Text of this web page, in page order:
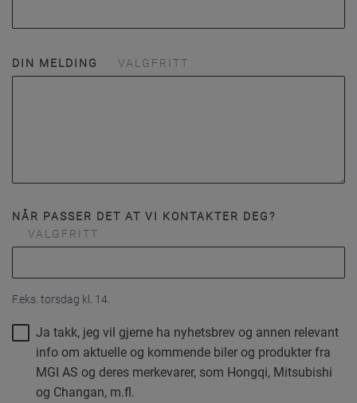
DIN MELDING VALGFRITT
NÅR PASSER DET AT VI KONTAKTER DEG?
VALGFRITT
F.eks. torsdag kl. 14.
Ja takk, jeg vil gjerne ha nyhetsbrev og annen relevant
info om aktuelle og kommende biler og produkter fra
MGI AS og deres merkevarer, som Hongqi, Mitsubishi
og Changan, m.fl.